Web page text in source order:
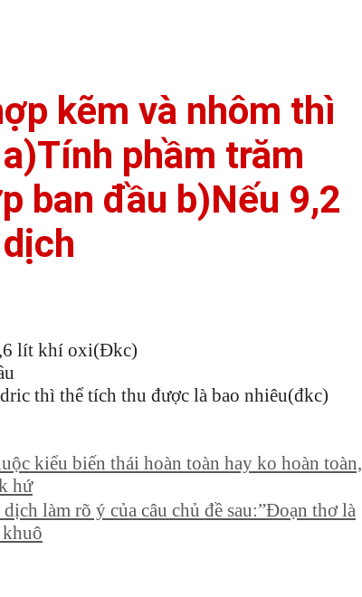
kẽm và nhôm thì
phầm trăm
ban đầu b)Nếu 9,2
lít khí oxi(Đkc)
thì thể tích thu được là bao nhiêu(đkc)
kiểu biến thái hoàn toàn hay ko hoàn toàn,
hứ
làm rõ ý của câu chủ đề sau:”Đoạn thơ là